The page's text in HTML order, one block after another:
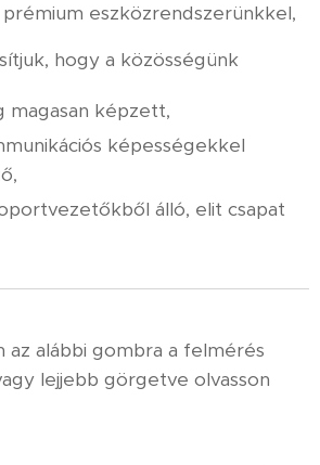
prémium eszközrendszerünkkel,
hogy a közösségünk
magasan képzett,
képességekkel
álló, elit csapat
az alábbi gombra a felmérés
lejjebb görgetve olvasson